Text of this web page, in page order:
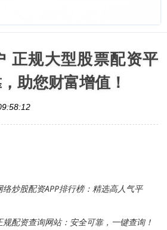
正规大型股票配资平
助您财富增值！
炒股配资APP排行榜：精选高人气平
配资查询网站：安全可靠，一键查询！